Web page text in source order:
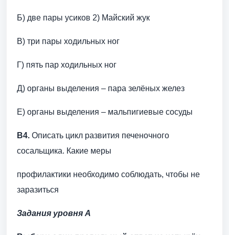
Б) две пары усиков 2) Майский жук
В) три пары ходильных ног
Г) пять пар ходильных ног
Д) органы выделения – пара зелёных желез
Е) органы выделения – мальпигиевые сосуды
В4. Описать цикл развития печеночного
сосальщика. Какие меры
профилактики необходимо соблюдать, чтобы не
заразиться
Задания уровня А